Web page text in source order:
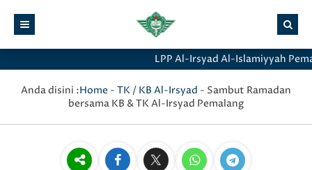
LPP Al-Irsyad Al-Islamiyyah
Anda disini :Home - TK / KB Al-Irsyad - Sambut Ramadan
bersama KB & TK Al-Irsyad Pemalang